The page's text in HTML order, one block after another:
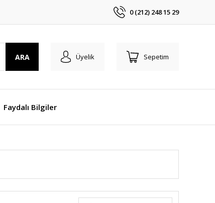
0 (212) 248 15 29
ARA Üyelik Sepetim
Faydalı Bilgiler